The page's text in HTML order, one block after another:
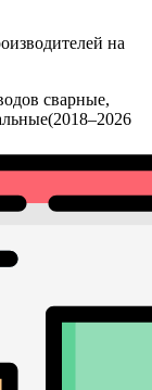
на
сварные,
(2018–2026